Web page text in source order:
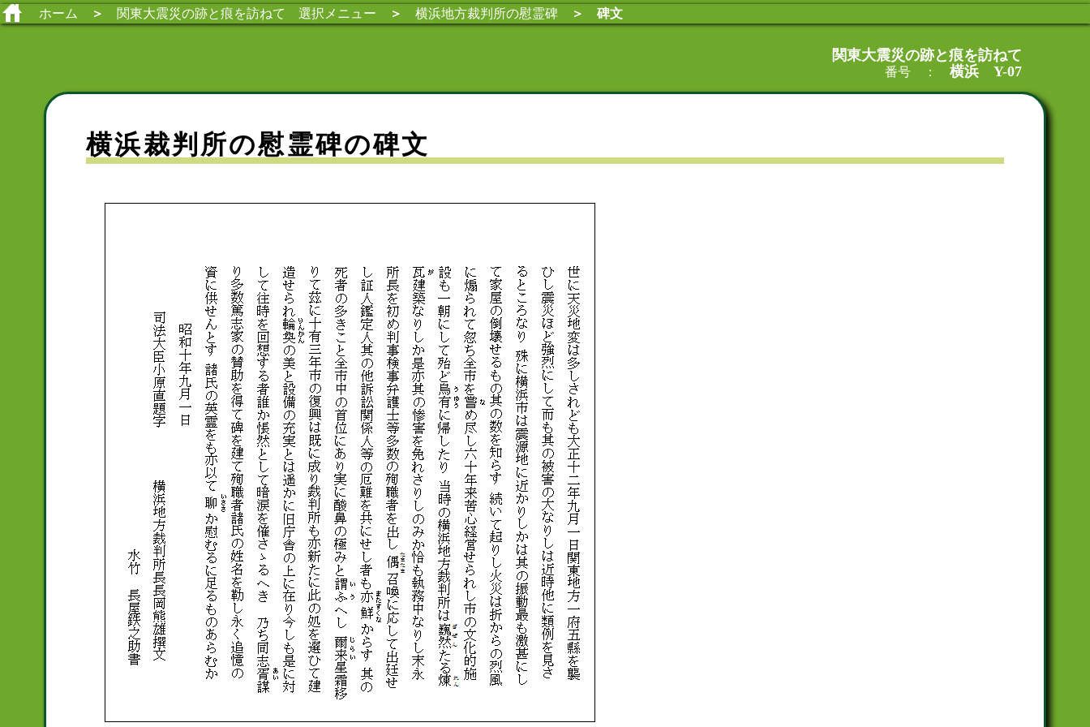
関東大震災の跡と痕を訪ねて
番号 ：横浜 Y-07
横浜裁判所の慰霊碑の碑文
ホーム ＞ 関東大震災の跡と痕を訪ねて 選択メニュー ＞ 横浜地方裁判所の慰霊碑 ＞ 碑文